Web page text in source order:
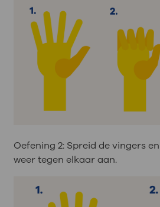
Oefening 2: Spreid de vingers
weer tegen elkaar aan.